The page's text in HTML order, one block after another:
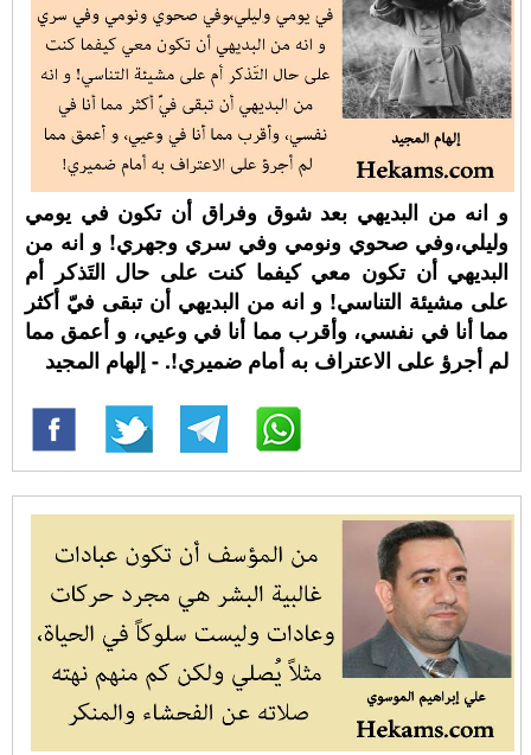
و انه من البديهي بعد شوق وفراق أن تكون في يومي
وليلي،وفي صحوي ونومي وفي سري وجهري! و انه من
البديهي أن تكون معي كيفما كنت على حال التَذكر أم
على مشيئة التناسي! و انه من البديهي أن تبقى فيّ أكثر
مما أنا في نفسي، وأقرب مما أنا في وعيي، و أعمق مما
لم أجرؤ على الاعتراف به أمام ضميري!. - إلهام المجيد